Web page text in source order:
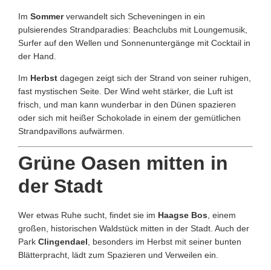
Im Sommerverwandelt sich Scheveningen in ein
pulsierendes Strandparadies: Beachclubs mit Loungemusik,
Surfer auf den Wellen und Sonnenuntergänge mit Cocktail in
der Hand.
Im Herbst dagegen zeigt sich der Strand von seiner ruhigen,
fast mystischen Seite. Der Wind weht stärker, die Luft ist
frisch, und man kann wunderbar in den Dünen spazieren
oder sich mit heißer Schokolade in einem der gemütlichen
Strandpavillons aufwärmen.
Grüne Oasen mitten in
der Stadt
Wer etwas Ruhe sucht, findet sie im Haagse Bos , einem
großen, historischen Waldstück mitten in der Stadt. Auch der
Park Clingendael , besonders im Herbst mit seiner bunten
Blätterpracht, lädt zum Spazieren und Verweilen ein.